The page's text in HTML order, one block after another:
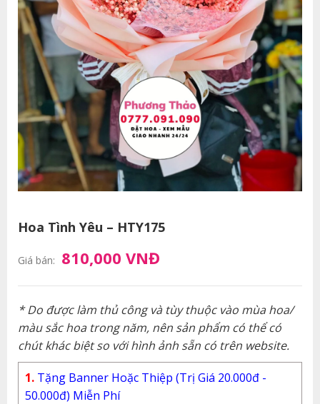
Hoa Tình Yêu – HTY175
Giá bán: 810,000 VNĐ
* Do được làm thủ công và tùy thuộc vào mùa hoa/
màu sắc hoa trong năm, nên sản phẩm có thể có
chút khác biệt so với hình ảnh sẵn có trên website.
1. Tặng Banner Hoặc Thiệp (Trị Giá 20.000đ -
50.000đ) Miễn Phí